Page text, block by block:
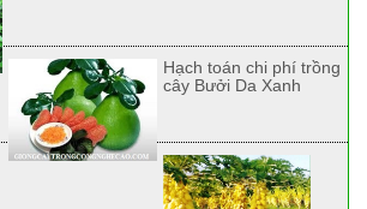
Hạch toán chi phí trồng
cây Bưởi Da Xanh